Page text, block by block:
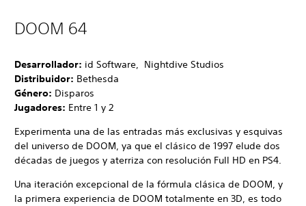
DOOM 64
Desarrollador: id Software, Nightdive Studios
Distribuidor: Bethesda
Género: Disparos
Jugadores: Entre 1 y 2
Experimenta una de las entradas más exclusivas y esquivas
del universo de DOOM, ya que el clásico de 1997 elude dos
décadas de juegos y aterriza con resolución Full HD en PS4.
Una iteración excepcional de la fórmula clásica de DOOM, y
la primera experiencia de DOOM totalmente en 3D, es todo